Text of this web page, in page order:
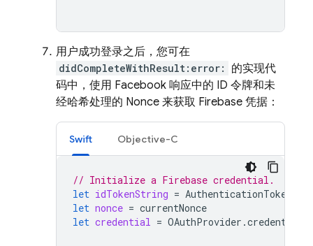
用户成功登录之后，您可在
didCompleteWithResult:error:
的实现代
码中，使用 Facebook 响应中的 ID 令牌和未
经哈希处理的 Nonce 来获取 Firebase 凭据：
Swift Objective-C
// Initialize a Firebase credential.
let idTokenString = AuthenticationToken
let nonce = currentNonce
let credential = OAuthProvider .credential